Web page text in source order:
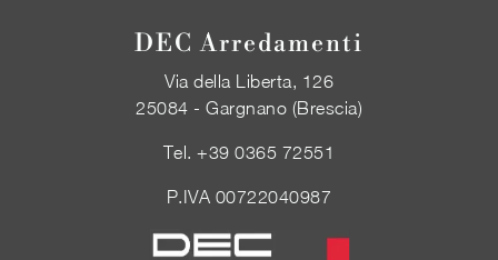
DEC Arredamenti
Via della Liberta, 126
25084 - Gargnano (Brescia)
Tel.+39 0365 72551
P.IVA 00722040987